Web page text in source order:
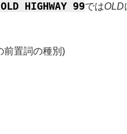
HIGHWAY 99ではOLD
前置詞の種別)